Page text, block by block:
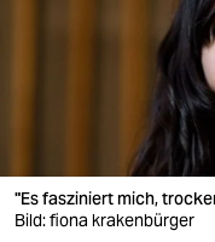
veranstaltungen
"Es fasziniert mich,
Bild: fiona krakenbürger